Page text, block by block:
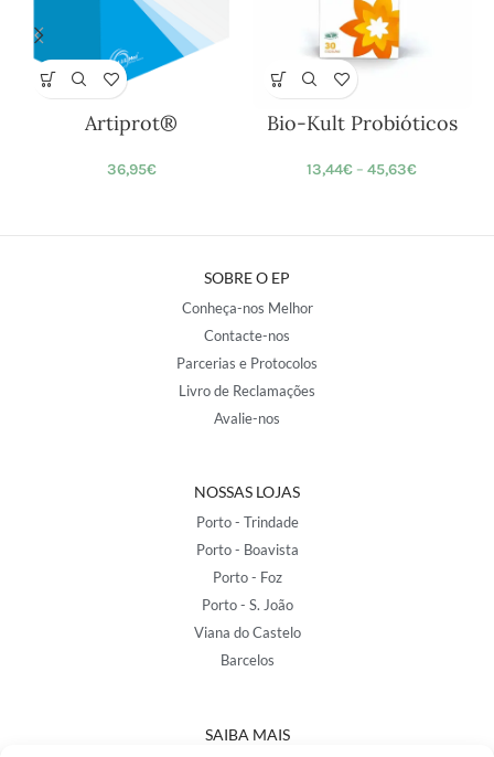
Artiprot®
36,95€
Bio-Kult Probióticos
13,44€ – 45,63€
SOBRE O EP
Conheça-nos Melhor
Contacte-nos
Parcerias e Protocolos
Livro de Reclamações
Avalie-nos
NOSSAS LOJAS
Porto - Trindade
Porto - Boavista
Porto - Foz
Porto - S. João
Viana do Castelo
Barcelos
SAIBA MAIS